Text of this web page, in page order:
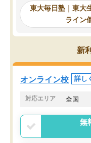
東大毎日塾にたどり
の長期計画や日々の
いて客観的なアドバ
ので、自信をもって
ことができました。
のやり方や進捗管理
には特におすすめし
東大毎日塾｜東大
ライン
新
オンライン校 詳し
対応エリア 全国
無